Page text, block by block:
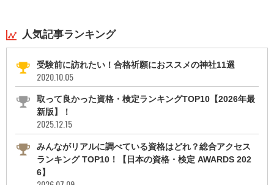
人気記事ランキング
受験前に訪れたい！合格祈願におススメの神社11選
2020.10.05
取って良かった資格・検定ランキングTOP10【2026年最
新版】！
2025.12.15
みんながリアルに調べている資格はどれ？総合アクセス
ランキング TOP10！【日本の資格・検定 AWARDS 202
6】